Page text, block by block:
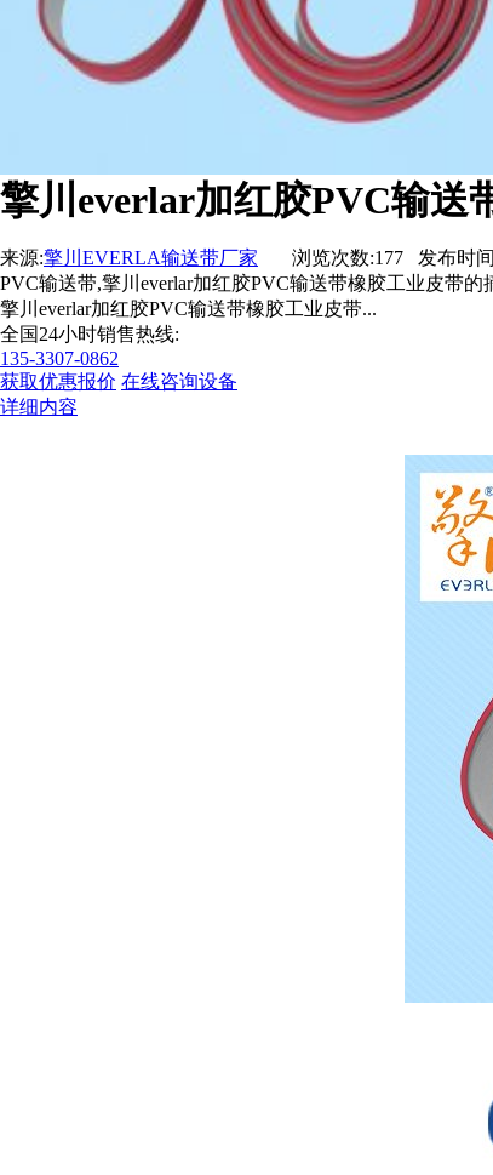
擎川everlar加红胶PVC输送
来源:擎川EVERLA输送带厂家 浏览次数:177 发布时间
PVC输送带,擎川everlar加红胶PVC输送带橡胶工业皮带的
擎川everlar加红胶PVC输送带橡胶工业皮带...
全国24小时销售热线:
135-3307-0862
获取优惠报价 在线咨询设备
详细内容